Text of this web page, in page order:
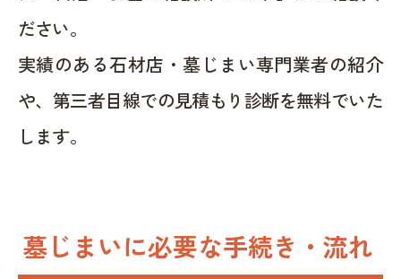
ださい。
実績のある石材店・墓じまい専門業者の紹介
や、第三者目線での見積もり診断を無料でいた
します。
墓じまいに必要な手続き・流れ